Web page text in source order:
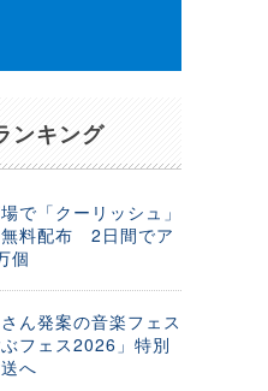
ンキング
で「クーリッシュ」
無料配布 2日間でア
個
ん発案の音楽フェス
ぶフェス2026」特別
へ